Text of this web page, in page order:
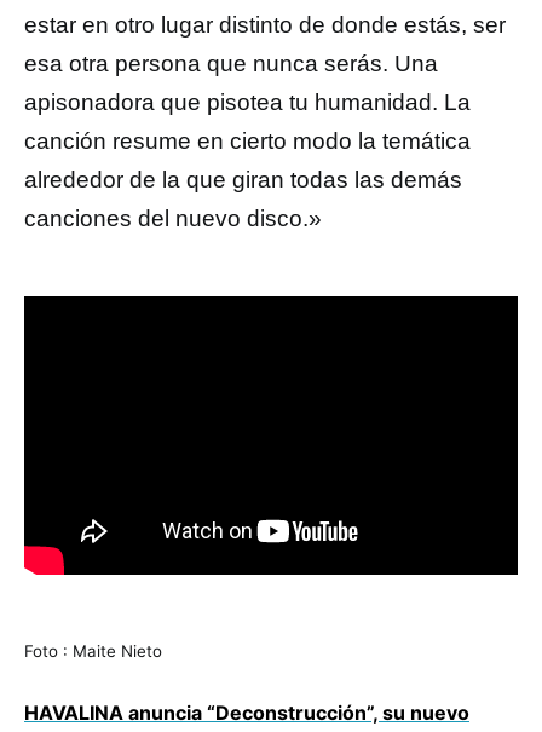
estar en otro lugar distinto de donde estás, ser
esa otra persona que nunca serás. Una
apisonadora que pisotea tu humanidad. La
canción resume en cierto modo la temática
alrededor de la que giran todas las demás
canciones del nuevo disco.»
Foto : Maite Nieto
HAVALINA anuncia “Deconstrucción”, su nuevo